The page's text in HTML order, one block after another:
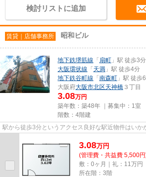
検討リストに追加
賃貸｜店舗事務所 昭和ビル
地下鉄堺筋線 「 扇町 」駅 徒歩3分
大阪環状線 「 天満 」駅 徒歩4分
地下鉄谷町線 「 南森町 」駅 徒歩
大阪府大阪市北区天神橋 ３丁目
3.08万円
築年数：築48年 ｜募集中： 1室
階数：4階建
駅から徒歩3分というアクセス良好な駅近物件はいか
3.08万円
(管理費・共益費 5,500
敷：0ヶ月｜礼：11万円
所在階：3階